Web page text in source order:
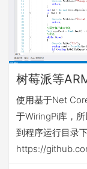
使用基于Net
于WiringPi库，
到程序运行目录
https://